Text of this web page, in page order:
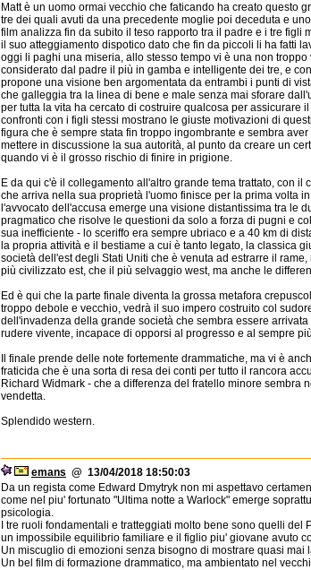
Matt è un uomo ormai vecchio che faticando ha creato questo
tre dei quali avuti da una precedente moglie poi deceduta e
film analizza fin da subito il teso rapporto tra il padre e i tre
il suo atteggiamento dispotico dato che fin da piccoli li ha fatti
oggi li paghi una miseria, allo stesso tempo vi è una non
considerato dal padre il più in gamba e intelligente dei tre, e
propone una visione ben argomentata da entrambi i punti di
che galleggia tra la linea di bene e male senza mai sforare
per tutta la vita ha cercato di costruire qualcosa per assicurare
confronti con i figli stessi mostrano le giuste motivazioni di
figura che è sempre stata fin troppo ingombrante e sembra
mettere in discussione la sua autorità, al punto da creare un
quando vi è il grosso rischio di finire in prigione.
E da qui c'è il collegamento all'altro grande tema trattato, con
che arriva nella sua proprietà l'uomo finisce per la prima volta
l'avvocato dell'accusa emerge una visione distantissima tra le
pragmatico che risolve le questioni da solo a forza di pugni e
sua inefficiente - lo sceriffo era sempre ubriaco e a 40 km di
la propria attività e il bestiame a cui è tanto legato, la classica
società dell'est degli Stati Uniti che è venuta ad estrarre il
più civilizzato est, che il più selvaggio west, ma anche le
Ed è qui che la parte finale diventa la grossa metafora
troppo debole e vecchio, vedrà il suo impero costruito col
dell'invadenza della grande società che sembra essere
rudere vivente, incapace di opporsi al progresso e al sempre
Il finale prende delle note fortemente drammatiche, ma vi è
fraticida che è una sorta di resa dei conti per tutto il rancora
Richard Widmark - che a differenza del fratello minore
vendetta.
Splendido western.
emans @ 13/04/2018 18:50:03
Da un regista come Edward Dmytryk non mi aspettavo
come nel piu' fortunato "Ultima notte a Warlock" emerge
psicologia.
I tre ruoli fondamentali e tratteggiati molto bene sono quelli
un impossibile equilibrio familiare e il figlio piu' giovane avuto
Un miscuglio di emozioni senza bisogno di mostrare quasi mai
Un bel film di formazione drammatico, ma ambientato nel